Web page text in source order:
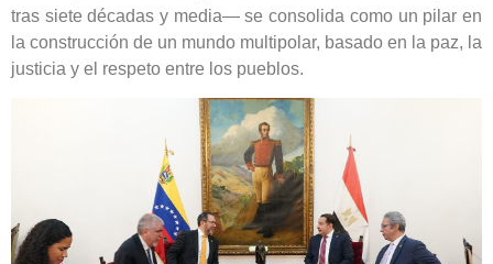
tras siete décadas y media— se consolida como un pilar en
la construcción de un mundo multipolar, basado en la paz, la
justicia y el respeto entre los pueblos.